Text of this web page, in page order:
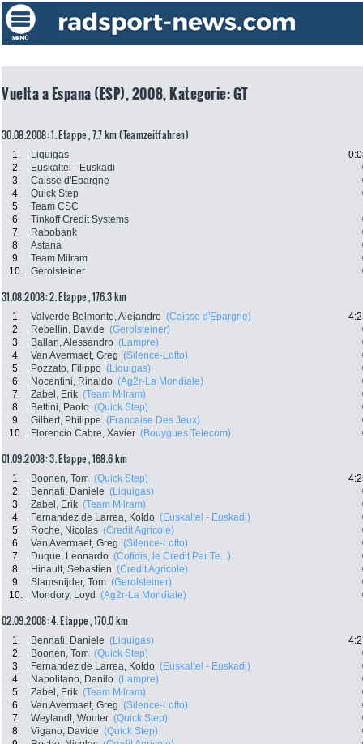
Vuelta a Espana (ESP), 2008, Kategorie: GT
30.08.2008: 1. Etappe , 7.7 km (Teamzeitfahren)
1. Liquigas
2.
Euskaltel - Euskadi
3.
Caisse d'Epargne
4.
Quick Step
5.
Team CSC
6.
Tinkoff Credit Systems
7.
Rabobank
8.
Astana
9.
Team Milram
10.
Gerolsteiner
31.08.2008: 2. Etappe , 176.3 km
1. Valverde Belmonte, Alejandro (Caisse d'Epargne)
2.
Rebellin, Davide (Gerolsteiner)
3.
Ballan, Alessandro (Lampre)
4.
Van Avermaet, Greg (Silence-Lotto)
5.
Pozzato, Filippo (Liquigas)
6.
Nocentini, Rinaldo (Ag2r-La Mondiale)
7.
Zabel, Erik (Team Milram)
8.
Bettini, Paolo (Quick Step)
9.
Gilbert, Philippe (Francaise Des Jeux)
10.
Florencio Cabre, Xavier (Bouygues Telecom)
01.09.2008: 3. Etappe , 168.6 km
1. Boonen, Tom (Quick Step)
2.
Bennati, Daniele (Liquigas)
3.
Zabel, Erik (Team Milram)
4.
Fernandez de Larrea, Koldo (Euskaltel - Euskadi)
5.
Roche, Nicolas (Credit Agricole)
6.
Van Avermaet, Greg (Silence-Lotto)
7.
Duque, Leonardo (Cofidis, le Credit Par Te...)
8.
Hinault, Sebastien (Credit Agricole)
9.
Stamsnijder, Tom (Gerolsteiner)
10.
Mondory, Loyd (Ag2r-La Mondiale)
02.09.2008: 4. Etappe , 170.0 km
1. Bennati, Daniele (Liquigas)
2.
Boonen, Tom (Quick Step)
3.
Fernandez de Larrea, Koldo (Euskaltel - Euskadi)
4.
Napolitano, Danilo (Lampre)
5.
Zabel, Erik (Team Milram)
6.
Van Avermaet, Greg (Silence-Lotto)
7.
Weylandt, Wouter (Quick Step)
8.
Vigano, Davide (Quick Step)